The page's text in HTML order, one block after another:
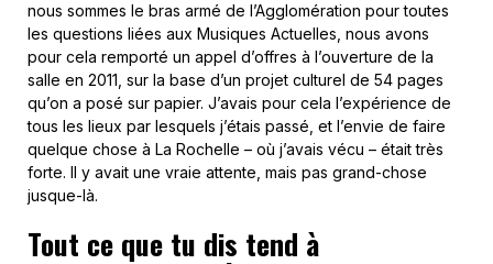
nous sommes le bras armé de l’Agglomération pour toutes
les questions liées aux Musiques Actuelles, nous avons
pour cela remporté un appel d’offres à l’ouverture de la
salle en 2011, sur la base d’un projet culturel de 54 pages
qu’on a posé sur papier. J’avais pour cela l’expérience de
tous les lieux par lesquels j’étais passé, et l’envie de faire
quelque chose à La Rochelle – où j’avais vécu – était très
forte. Il y avait une vraie attente, mais pas grand-chose
jusque-là.
Tout ce que tu dis tend à